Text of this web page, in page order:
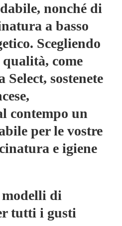
nonché di
a basso
Scegliendo
come
sostenete
contempo un
per le vostre
e igiene
di
tutti i gusti